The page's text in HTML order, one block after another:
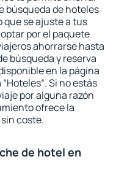
búsqueda de hoteles
que se ajuste a tus
por el paquete
ahorrarse hasta
búsqueda y reserva
en la página
Si no estás
por alguna razón
ofrece la
coste.
de hotel en